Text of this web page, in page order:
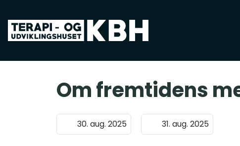
Om fremtidens
30. aug. 2025 31. aug. 2025